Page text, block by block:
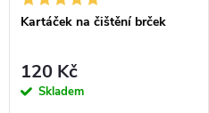
Kartáček na čištění brček
120 Kč
Skladem